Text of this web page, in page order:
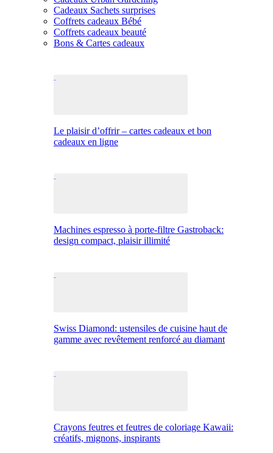
Cadeaux Sachets surprises
Coffrets cadeaux Bébé
Coffrets cadeaux beauté
Bons & Cartes cadeaux
Le plaisir d’offrir – cartes cadeaux et bon
cadeaux en ligne
Machines espresso à porte-filtre Gastroback:
design compact, plaisir illimité
Swiss Diamond: ustensiles de cuisine haut de
gamme avec revêtement renforcé au diamant
Crayons feutres et feutres de coloriage Kawaii:
créatifs, mignons, inspirants